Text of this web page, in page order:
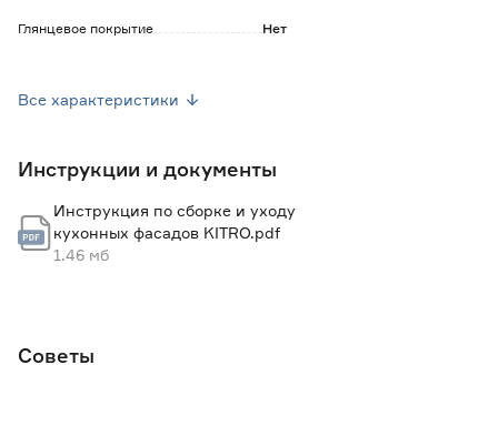
Глянцевое покрытие Нет
Высота (мм) 196
Толщина (мм) 16
Все характеристики
Инструкции и документы
Инструкция по сборке и уходу
кухонных фасадов KITRO.pdf
1.46 мб
Советы